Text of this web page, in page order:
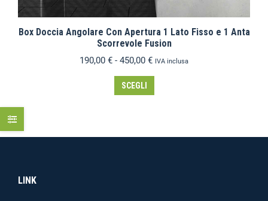
Box Doccia Angolare Con Apertura 1 Lato Fisso e 1 Anta
Scorrevole Fusion
190,00 € - 450,00 € IVA inclusa
SCEGLI
LINK